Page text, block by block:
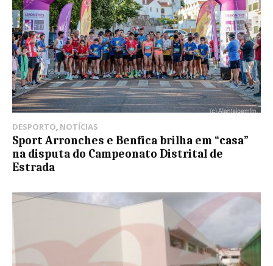
DESPORTO, NOTÍCIAS
Sport Arronches e Benfica brilha em “casa”
na disputa do Campeonato Distrital de
Estrada